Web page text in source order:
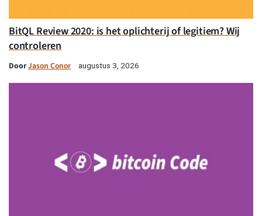
BitQL Review 2020: is het oplichterij of legitiem? Wij
controleren
DoorJason Conor augustus 3, 2026